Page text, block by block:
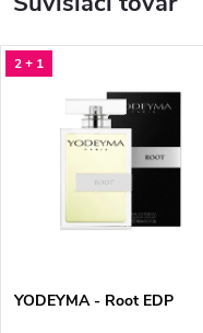
2 + 1
YODEYMA - Root EDP